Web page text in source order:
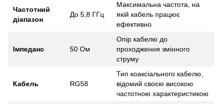
Частотний
діапазон
До 5,8 ГГц
Максимальна частота, на
якій кабель працює
ефективно
Імпеданс 50 Ом
Опір кабелю до
проходження змінного
струму
Кабель RG58
Тип коаксіального кабелю,
відомий своєю високою
частотною характеристикою